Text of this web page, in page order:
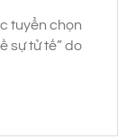
tuyển chọn
sự tử tế” do